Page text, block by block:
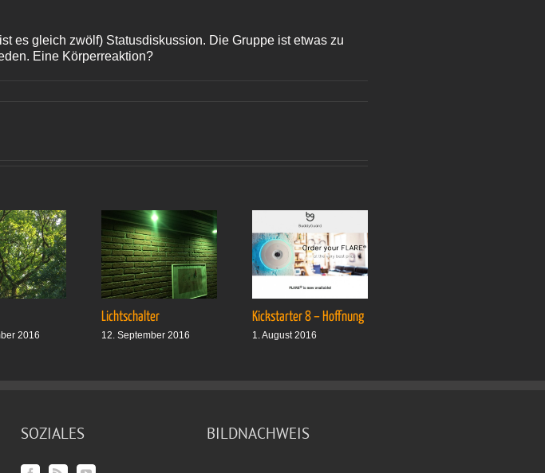
es gleich zwölf) Statusdiskussion. Die Gruppe ist etwas zu
Eine Körperreaktion?
2016
Lichtschalter
12. September 2016
Kickstarter 8 – Hoffnung
1. August 2016
SOZIALES BILDNACHWEIS